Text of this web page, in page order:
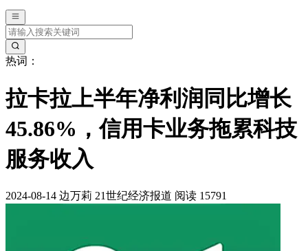
热词：
拉卡拉上半年净利润同比增长
45.86%，信用卡业务拖累科技
服务收入
2024-08-14 边万莉 21世纪经济报道 阅读 15791